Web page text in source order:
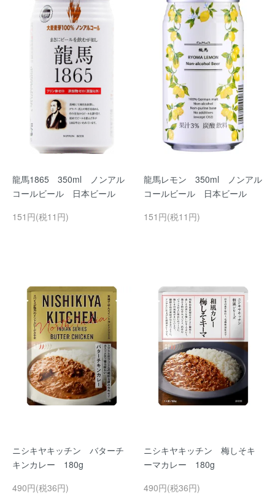
龍馬1865 350ml ノンアル
コールビール 日本ビール
151円(税11円)
龍馬レモン 350ml ノンアル
コールビール 日本ビール
151円(税11円)
ニシキヤキッチン バターチ
キンカレー 180g
490円(税36円)
ニシキヤキッチン 梅しそキ
ーマカレー 180g
490円(税36円)